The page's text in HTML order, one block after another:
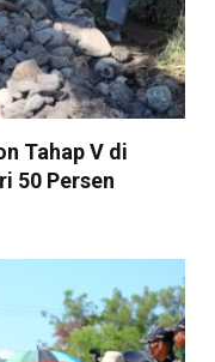
Tahap V di
50 Persen